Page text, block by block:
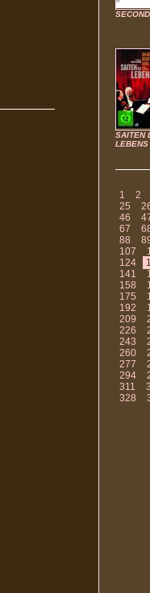
SAITEN
LEBENS
1
2
25
46
67
88
107
124
141
158
175
192
209
226
243
260
277
294
311
328